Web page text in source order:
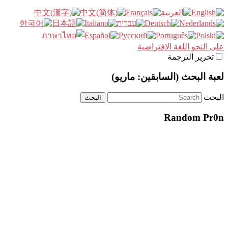
على النحو اللغة الافتراضية
تحرير الترجمة
لعبة البحث (السابقين: ماريو)
البحث
Random Pr0n